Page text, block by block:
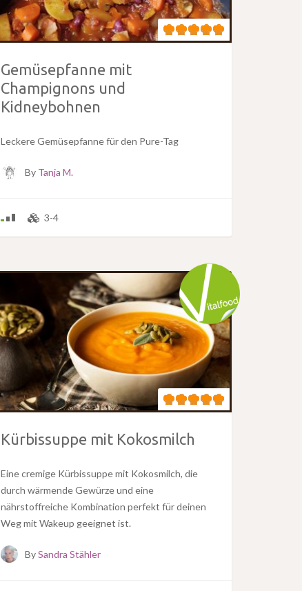
Gemüsepfanne mit
Champignons und
Kidneybohnen
Leckere Gemüsepfanne für den Pure-Tag
By Tanja M.
3-4
Kürbissuppe mit Kokosmilch
Eine cremige Kürbissuppe mit Kokosmilch, die
durch wärmende Gewürze und eine
nährstoffreiche Kombination perfekt für deinen
Weg mit Wakeup geeignet ist.
BySandra Stähler